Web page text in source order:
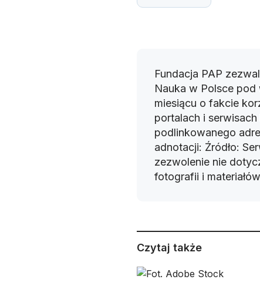
Fundacja PAP
Nauka w Polsce
miesiącu o fakcie
portalach i
podlinkowanego
adnotacji: Źródło:
zezwolenie nie
fotografii i
Czytaj także